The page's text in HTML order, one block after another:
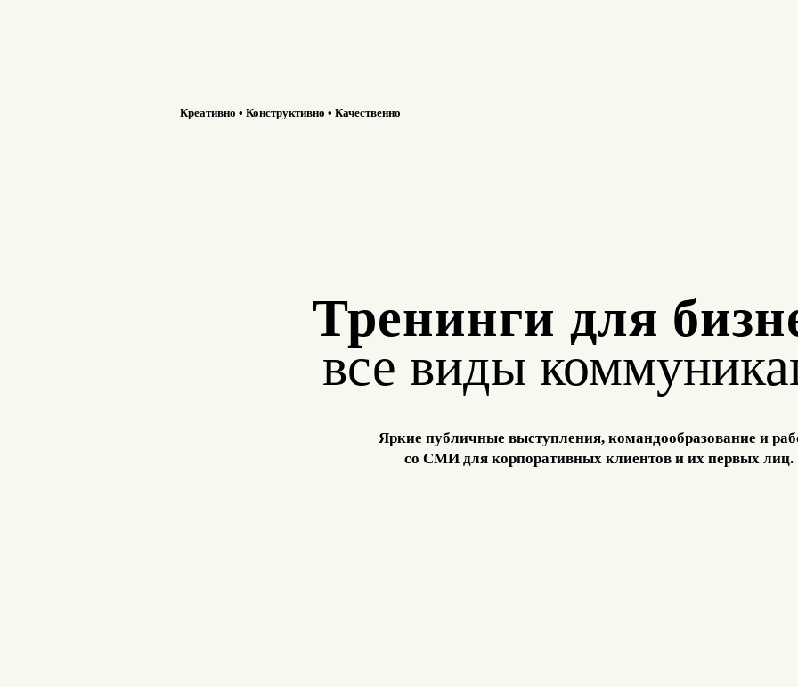
Креативно • Конструктивно • Качественно
Тренинги для
все виды
Яркие публичные выступления, командообразование и
со СМИ для корпоративных клиентов и их первых лиц.